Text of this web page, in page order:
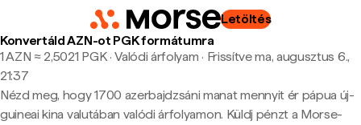
Letöltés
Konvertáld AZN-ot PGK formátumra
1 AZN ≈ 2,5021 PGK · Valódi árfolyam · Frissítve ma, augusztus 6.,
21:37
Nézd meg, hogy 1700 azerbajdzsáni manat mennyit ér pápua új-
guineai kina valutában valódi árfolyamon. Küldj pénzt a Morse-